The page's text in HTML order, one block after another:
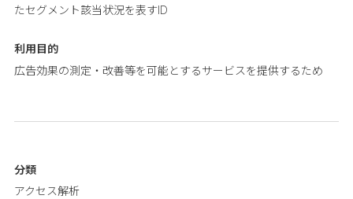
たセグメント該当状況を表すID
利用目的
広告効果の測定・改善等を可能とするサービスを提供するため
分類
アクセス解析